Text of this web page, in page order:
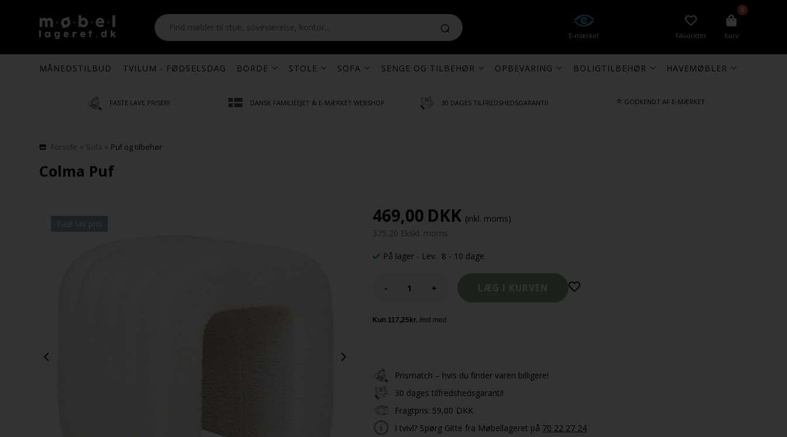
E-mærket Favoritter
0
Kurv
MÅNEDSTILBUD TVILUM - FØDSELSDAG BORDE STOLE SOFA SENGE OG TILBEHØR OPBEVARING BOLIGTILBEHØR HAVEMØBLER
FASTE LAVE PRISER! DANSK FAMILIEEJET & E-MÆRKET WEBSHOP 30 DAGES TILFREDSHEDSGARANTI! ⭐ GODKENDT AF E-MÆRKET
Forside » Sofa » Puf og tilbehør
Colma Puf
469,00 DKK (inkl. moms)
375,20 Ekskl. moms
På lager - Lev. 8 - 10 dage
- +
Prismatch – hvis du finder varen billigere!
30 dages tilfredshedsgaranti!
Fragtpris: 59,00 DKK
I tvivl? Spørg Gitte fra Møbellageret på 70 22 27 24